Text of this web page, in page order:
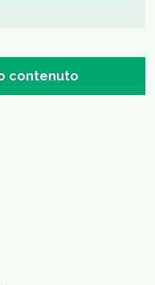
contenuto